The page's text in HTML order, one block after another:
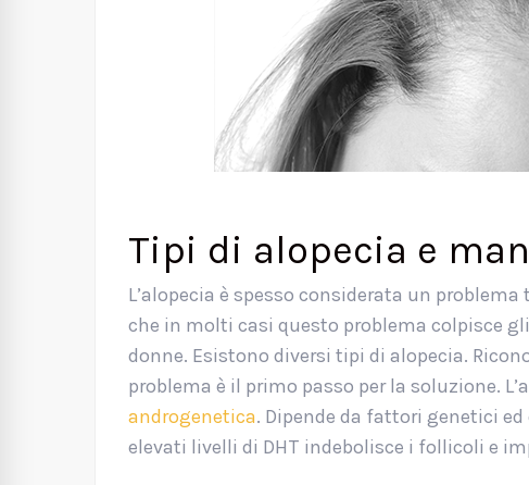
Tipi di alopecia e
L’alopecia è spesso considerata un
che in molti casi questo problema colpisce
donne. Esistono diversi tipi di alopecia.
problema è il primo passo per la soluzione.
androgenetica. Dipende da fattori genetici
elevati livelli di DHT indebolisce i follicoli e